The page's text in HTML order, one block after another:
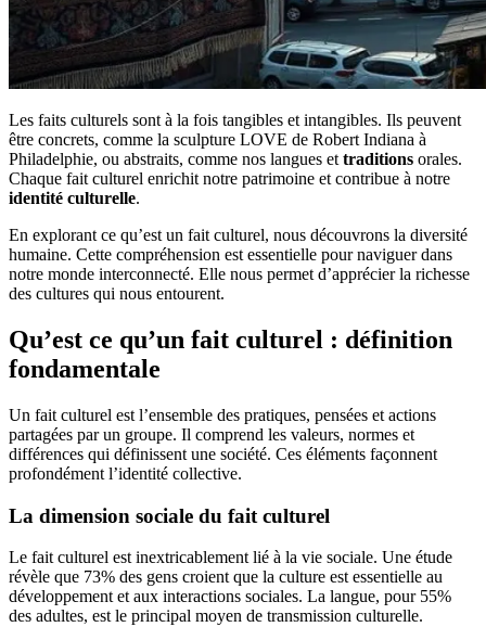
Les faits culturels sont à la fois tangibles et intangibles. Ils peuvent
être concrets, comme la sculpture LOVE de Robert Indiana à
Philadelphie, ou abstraits, comme nos langues et traditions orales.
Chaque fait culturel enrichit notre patrimoine et contribue à notre
identité culturelle.
En explorant ce qu’est un fait culturel, nous découvrons la diversité
humaine. Cette compréhension est essentielle pour naviguer dans
notre monde interconnecté. Elle nous permet d’apprécier la richesse
des cultures qui nous entourent.
Qu’est ce qu’un fait culturel : définition
fondamentale
Un fait culturel est l’ensemble des pratiques, pensées et actions
partagées par un groupe. Il comprend les valeurs, normes et
différences qui définissent une société. Ces éléments façonnent
profondément l’identité collective.
La dimension sociale du fait culturel
Le fait culturel est inextricablement lié à la vie sociale. Une étude
révèle que 73% des gens croient que la culture est essentielle au
développement et aux interactions sociales. La langue, pour 55%
des adultes, est le principal moyen de transmission culturelle.